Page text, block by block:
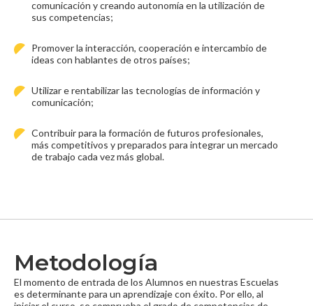
comunicación y creando autonomía en la utilización de
sus competencias;
Promover la interacción, cooperación e intercambio de
ideas con hablantes de otros países;
Utilizar e rentabilizar las tecnologías de información y
comunicación;
Contribuir para la formación de futuros profesionales,
más competitivos y preparados para integrar un mercado
de trabajo cada vez más global.
Metodología
El momento de entrada de los Alumnos en nuestras Escuelas
es determinante para un aprendizaje con éxito. Por ello, al